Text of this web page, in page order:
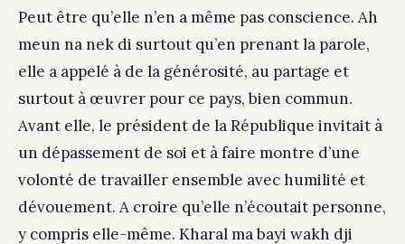
Peut être qu’elle n’en a même pas conscience. Ah
meun na nek di surtout qu’en prenant la parole,
elle a appelé à de la générosité, au partage et
surtout à œuvrer pour ce pays, bien commun.
Avant elle, le président de la République invitait à
un dépassement de soi et à faire montre d’une
volonté de travailler ensemble avec humilité et
dévouement. A croire qu’elle n’écoutait personne,
y compris elle-même. Kharal ma bayi wakh dji